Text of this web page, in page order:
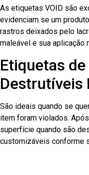
As etiquetas VOID são
evidenciam se um
rastros deixados pelo
maleável e sua aplicação
Etiquetas
Destrutíveis
São ideais quando se
item foram violados.
superfície quando são
customizáveis conforme